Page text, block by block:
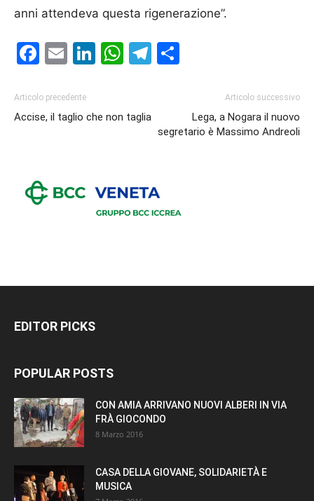
anni attendeva questa rigenerazione”.
Facebook
EmailLinkedIn
WhatsApp
Telegram
Articolo precedente
Accise, il taglio che non taglia
Articolo successivo
Lega, a Nogara il nuovo
segretario è Massimo Andreoli
EDITOR PICKS
POPULAR POSTS
CON AMIA ARRIVANO NUOVI ALBERI IN VIA
FRÀ GIOCONDO
8 Marzo 2016
CASA DELLA GIOVANE, SOLIDARIETÀ E
MUSICA